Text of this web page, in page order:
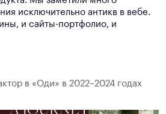
исключительно антикв в вебе.
и сайты-портфолио, и
в «Оди» в 2022–2024 годах